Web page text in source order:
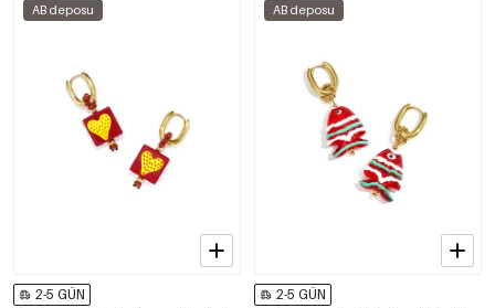
AB deposu
2-5 GÜN
AB deposu
2-5 GÜN